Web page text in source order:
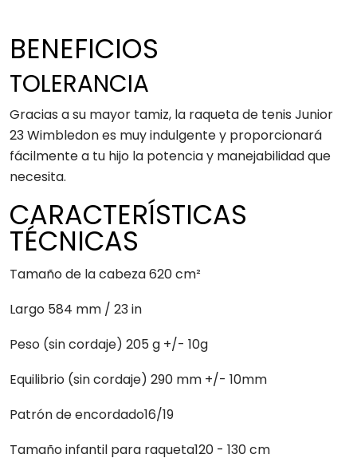
BENEFICIOS
TOLERANCIA
Gracias a su mayor tamiz, la raqueta de tenis Junior
23 Wimbledon es muy indulgente y proporcionará
fácilmente a tu hijo la potencia y manejabilidad que
necesita.
CARACTERÍSTICAS
TÉCNICAS
Tamaño de la cabeza 620 cm²
Largo 584 mm / 23 in
Peso (sin cordaje) 205 g +/- 10g
Equilibrio (sin cordaje) 290 mm +/- 10mm
Patrón de encordado16/19
Tamaño infantil para raqueta120 - 130 cm